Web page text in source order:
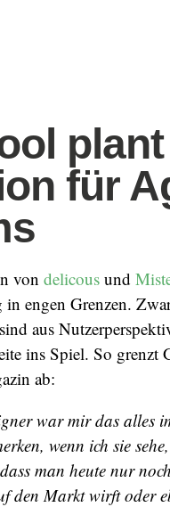
für
von delicous und
engen Grenzen.
aus
ins Spiel. So grenzt
ab:
war mir das alles
wenn ich sie
man heute nur
den Markt wirft oder